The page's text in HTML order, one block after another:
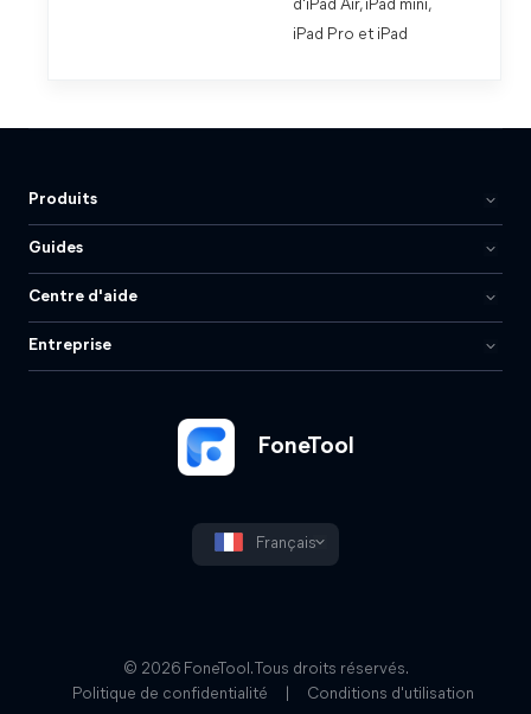
d'iPad Air, iPad mini,
iPad Pro et iPad
FoneTool
Français
Produits
Guides
Centre d'aide
Entreprise
© 2026 FoneTool. Tous droits réservés.
Politique de confidentialité
Conditions d'utilisation